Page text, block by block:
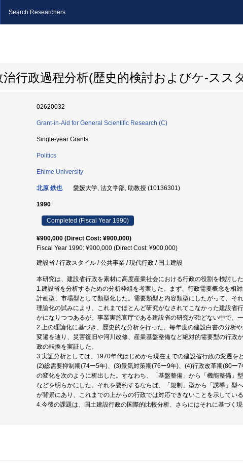
Search Researchers
行政過程分析(歴史的検討およびケ-スス
02620032
Grant-in-Aid for General Scientific Research (C)
Single-year Grants
Politics
Ehime University
北原 鉄也 愛媛大学, 法文学部, 助教授 (10136301)
1990
Completed (Fiscal Year 1990)
¥900,000 (Direct Cost: ¥900,000)
Fiscal Year 1990: ¥900,000 (Direct Cost: ¥900,000)
建設省 / 行政スタイル / 公共事業 / 現代行政 / 国土建設
本研究は、建設省行政を素材に高度産業社会における行政の役割を検討し
1.建設省を分析するための分析枠組を考案した。まず、行政需要概念を相
計画型、市場型として類型化した。需要類型と内容類型にしたがって、そ
理論化の試みにより、これまでほとんど研究がなされてこなかった建設省
かになりつつあるが、事業実施官庁である建設省の研究が殆どない中で、
2.上の理論化に基づき、歴史的な分析を行った。毎年度の建設白書の分析
変遷を辿り、災害復旧や河川改修、産業基盤整備など絶対的需要型の行政
政の転換を実証した。
3.実証分析としては、1970年代はじめから現在までの建設省行政の変遷を
(2)総需要抑制期(74ー5年)、(3)景気対策期(76ー9年)、(4)行政改革期(80ー
の変化を次のように析出した。すなわち、「基盤整備」から「機能整備」
などを明らかにした。それを要約するならば、「規制」型から「誘導」型
が背景にあり、これまでの上からの行政では対応できないことを示している
4.今後の課題は、国土建設行政の国際的比較分析、さらにはそれに基づく現